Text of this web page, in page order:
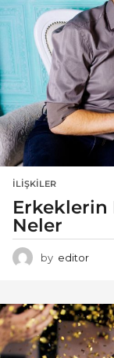
İLIŞKILER
Neler
by editor